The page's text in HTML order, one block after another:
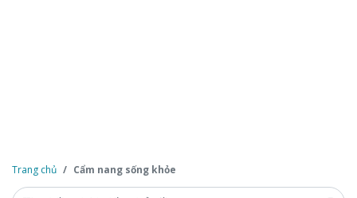
Trang chủ Cẩm nang sống khỏe